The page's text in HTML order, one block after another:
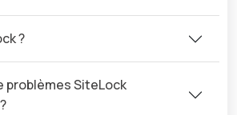
?
problèmes SiteLock